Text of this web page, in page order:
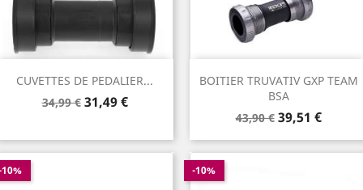
CUVETTES DE PEDALIER...
Prix
34,99 € Prix
31,49 €
BOITIER TRUVATIV GXP TEAM
BSA
Prix
base
43,90 € Prix
39,51 €
-10%